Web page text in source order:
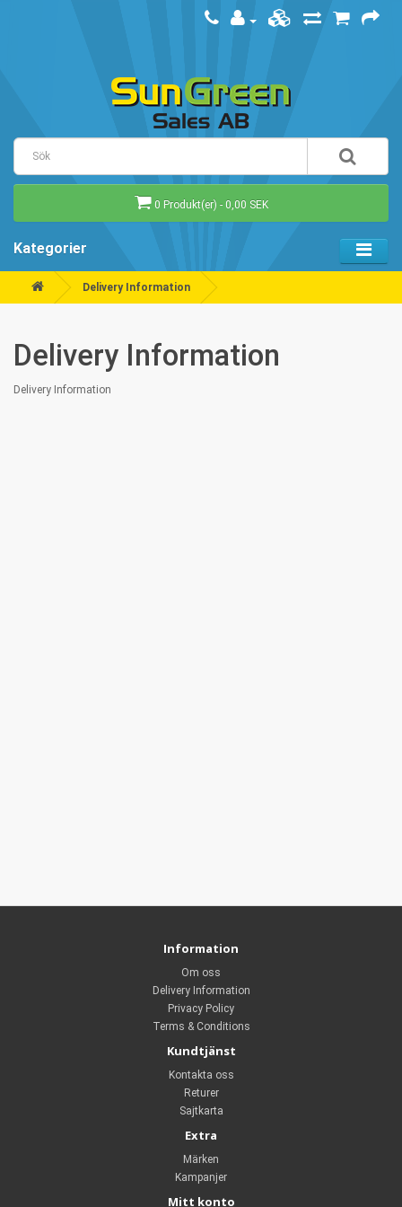
0 Produkt(er) - 0,00 SEK
Kategorier
Delivery Information
Delivery Information
Delivery Information
Information
Om oss
Delivery Information
Privacy Policy
Terms & Conditions
Kundtjänst
Kontakta oss
Returer
Sajtkarta
Extra
Märken
Kampanjer
Mitt konto